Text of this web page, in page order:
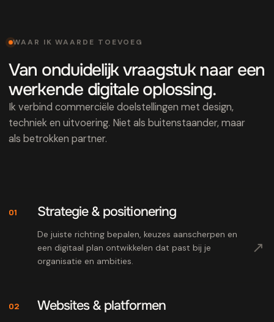
WAAR IK WAARDE TOEVOEG
Van onduidelijk vraagstuk naar een
werkende digitale oplossing.
Ik verbind commerciële doelstellingen met design,
techniek en uitvoering. Niet als buitenstaander, maar
als betrokken partner.
01 Strategie & positionering
De juiste richting bepalen, keuzes aanscherpen en
een digitaal plan ontwikkelen dat past bij je
organisatie en ambities.
↗
02 Websites & platformen